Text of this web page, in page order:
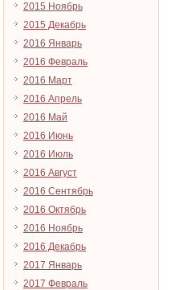
2015 Ноябрь
2015 Декабрь
2016 Январь
2016 Февраль
2016 Март
2016 Апрель
2016 Май
2016 Июнь
2016 Июль
2016 Август
2016 Сентябрь
2016 Октябрь
2016 Ноябрь
2016 Декабрь
2017 Январь
2017 Февраль